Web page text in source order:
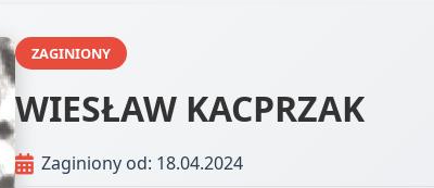
ZAGINIONY
WIESŁAW KACPRZAK
Zaginiony od: 18.04.2024